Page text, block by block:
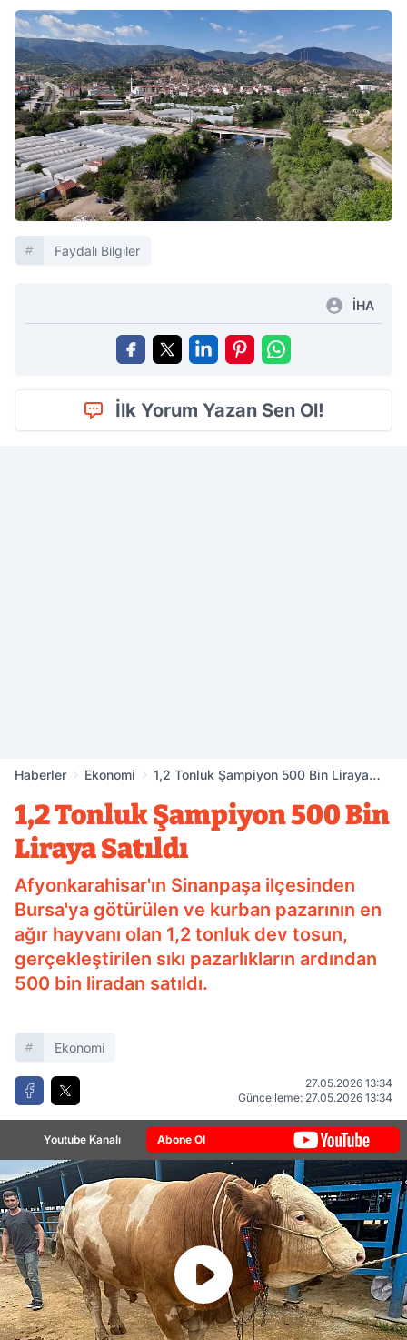
Faydalı Bilgiler
İHA
İlk Yorum Yazan Sen Ol!
Haberler Ekonomi
1,2 Tonluk Şampiyon 500 Bin Liraya
1,2 Tonluk Şampiyon 500 Bin
Liraya Satıldı
Afyonkarahisar'ın Sinanpaşa ilçesinden
Bursa'ya götürülen ve kurban pazarının en
ağır hayvanı olan 1,2 tonluk dev tosun,
gerçekleştirilen sıkı pazarlıkların ardından
500 bin liradan satıldı.
Ekonomi
27.05.2026 13:34
Güncelleme: 27.05.2026 13:34
Youtube Kanalı Abone Ol